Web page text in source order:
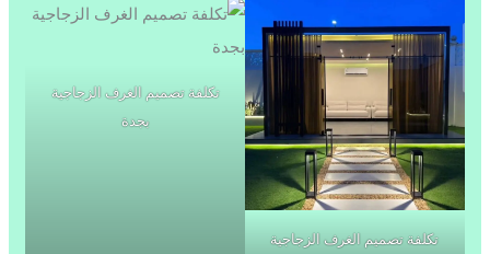
تكلفة تصميم الغرف الزجاجية
تكلفة تصميم الغرف الزجاجية
بجدة